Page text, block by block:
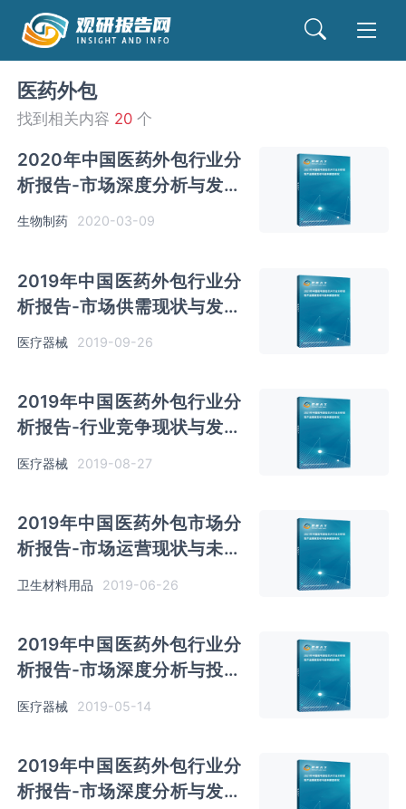
医药外包
找到相关内容 20 个
2020年中国医药外包行业分
析报告-市场深度分析与发展
前景研究
生物制药 2020-03-09
2019年中国医药外包行业分
析报告-市场供需现状与发展
潜力评估
医疗器械 2019-09-26
2019年中国医药外包行业分
析报告-行业竞争现状与发展
前景研究
医疗器械 2019-08-27
2019年中国医药外包市场分
析报告-市场运营现状与未来
前景研究
卫生材料用品 2019-06-26
2019年中国医药外包行业分
析报告-市场深度分析与投资
前景研究
医疗器械 2019-05-14
2019年中国医药外包行业分
析报告-市场深度分析与发展